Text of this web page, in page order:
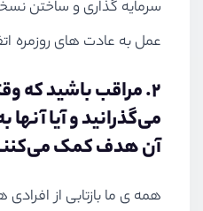
سرمایه گذاری و ساختن
عمل به عادت های روزمره
۲. مراقب باشید که
می‌گذرانید و آیا
آن هدف کمک
همه ی ما بازتابی از